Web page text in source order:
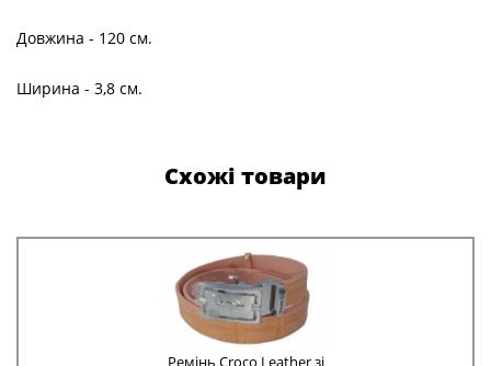
Довжина - 120 см.
Ширина - 3,8 см.
Схожі товари
Ремінь Croco Leather зі